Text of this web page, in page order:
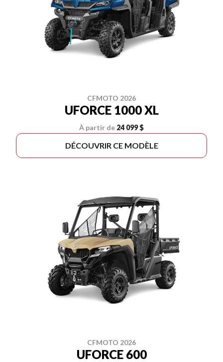
CFMOTO 2026
UFORCE 1000 XL
À partir de 24 099 $
DÉCOUVRIR CE MODÈLE
CFMOTO 2026
UFORCE 600